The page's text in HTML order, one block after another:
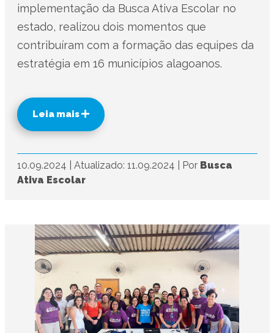
implementação da Busca Ativa Escolar no
estado, realizou dois momentos que
contribuíram com a formação das equipes da
estratégia em 16 municípios alagoanos.
Leia mais
10.09.2024 Atualizado: 11.09.2024 Por Busca
Ativa Escolar